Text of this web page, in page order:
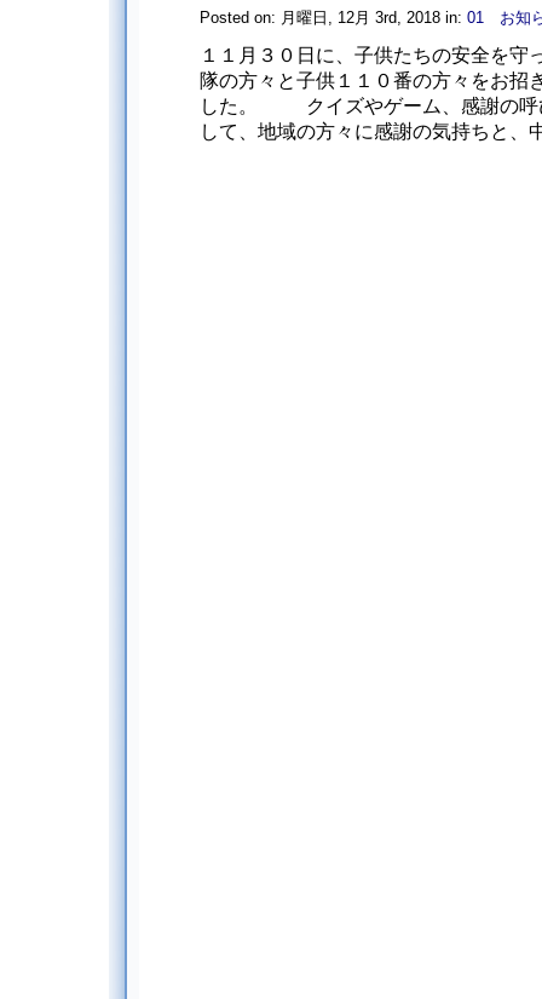
Posted on: 月曜日, 12月 3rd, 2018 in: 01 お知
１１月３０日に、子供たちの安全を守
隊の方々と子供１１０番の方々をお招
した。 クイズやゲーム、感謝の呼
して、地域の方々に感謝の気持ちと、